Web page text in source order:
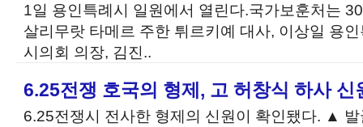
1일 용인특례시 일원에서 열린다.국가보훈처는
살리무랏 타메르 주한 튀르키예 대사, 이상일 용
시의회 의장, 김진..
6.25전쟁 호국의 형제, 고 허창식 하사 신
6.25전쟁시 전사한 형제의 신원이 확인됐다. ▲